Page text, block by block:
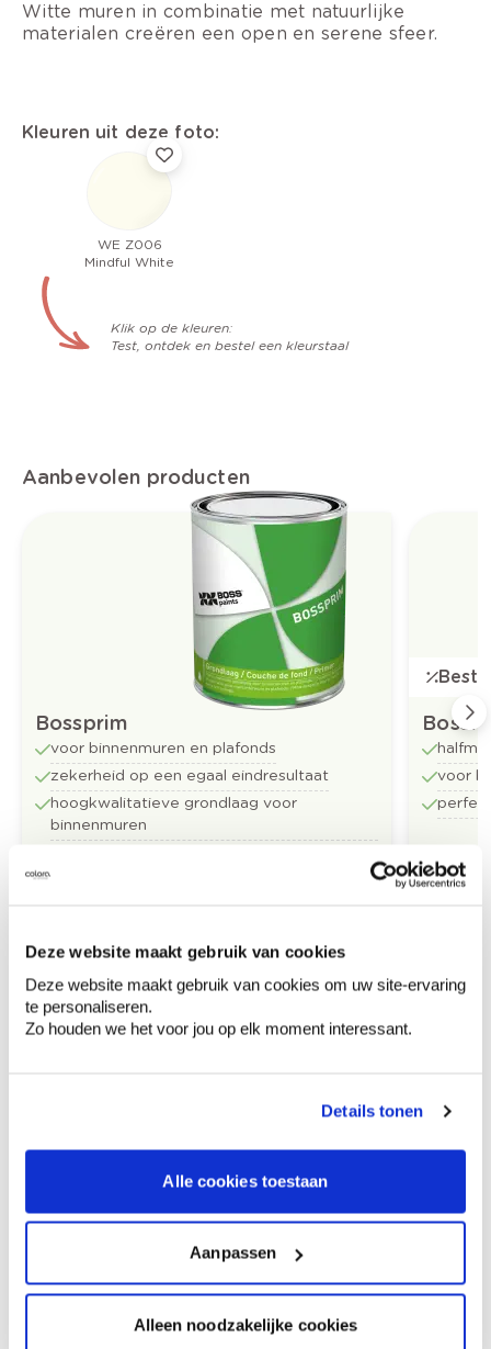
Deze website maakt gebruik van cookies
Deze website maakt gebruik van cookies om uw site-ervaring
te personaliseren.
Zo houden we het voor jou op elk moment interessant.
Details tonen
Alle cookies toestaan
Aanpassen
Alleen noodzakelijke cookies
Witte muren in combinatie met natuurlijke
materialen creëren een open en serene sfeer.
Kleuren uit deze foto:
WE Z006
Mindful White
Klik op de kleuren:
Test, ontdek en bestel een kleurstaal
Aanbevolen producten
Bossprim
voor binnenmuren en plafonds
zekerheid op een egaal eindresultaat
hoogkwalitatieve grondlaag voor
binnenmuren
€ 31,62
voor
Vanaf
€ 32,73
Ontdek meer inspiratiebeelden voor:
Woonkamer
Modern
Kleuradvies aan huis
Ga samen met de kleuradviseur door je
en je meubels.